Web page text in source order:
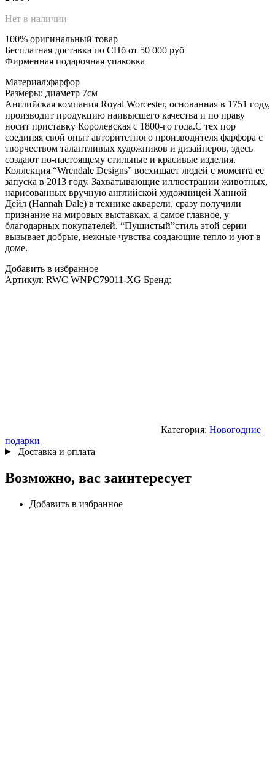
Нет в наличии
100% оригинальный товар
Бесплатная доставка по СПб от 50 000 руб
Фирменная подарочная упаковка
Материал:фарфор
Размеры: диаметр 7см
Английская компания Royal Worcester, основанная в 1751 году,
производит продукцию наивысшего качества и по праву
носит приставку Королевская с 1800-го года.С тех пор
соединяя свой опыт авторитетного производителя фарфора с
творчеством талантливых художников и дизайнеров, здесь
создают по-настоящему стильные и красивые изделия.
Коллекция “Wrendale Designs” восхищает людей с момента ее
запуска в 2013 году. Захватывающие иллюстрации животных,
нарисованных вручную английской художницей Ханной
Дейл (Hannah Dale) в технике акварели, сразу получили
признание на мировых выставках, а самое главное, у
благодарных покупателей. “Пушистый”стиль этой серии
вызывает добрые, нежные чувства создающие тепло и уют в
доме.
Добавить в избранное
Артикул: RWC WNPC79011-XG Бренд:
Категория: Новогодние
подарки
Доставка и оплата
Возможно, вас заинтересует
Добавить в избранное